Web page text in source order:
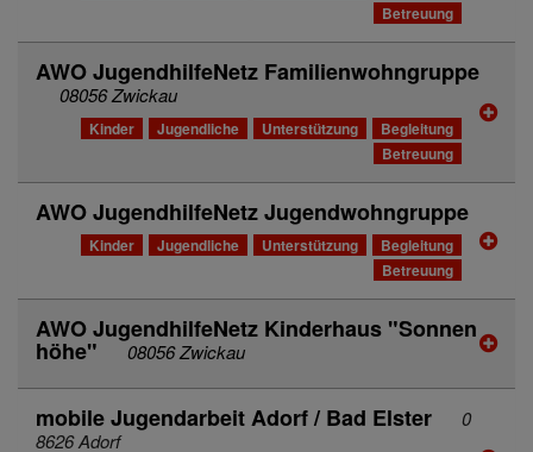
Betreuung
AWO JugendhilfeNetz Familienwohngruppe
08056 Zwickau
Kinder Jugendliche Unterstützung
Begleitung
Betreuung
AWO JugendhilfeNetz Jugendwohngruppe
Kinder Jugendliche Unterstützung
Begleitung
Betreuung
AWO JugendhilfeNetz Kinderhaus "Sonnen
höhe" 08056 Zwickau
mobile Jugendarbeit Adorf / Bad Elster
0
8626 Adorf